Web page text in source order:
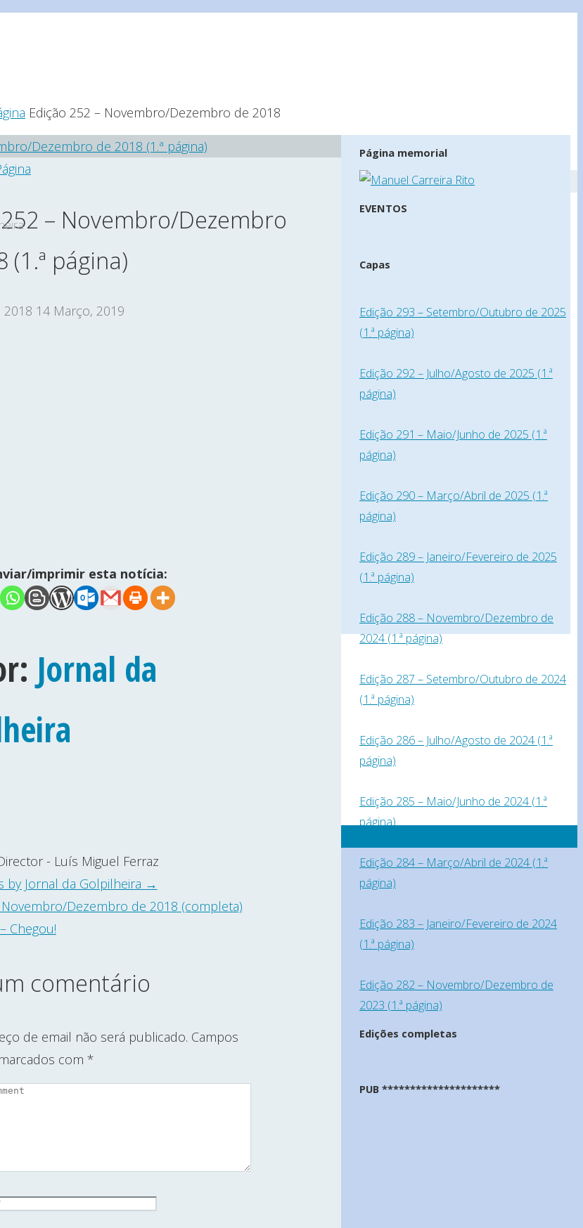
Edição 252 – Novembro/Dezembro de 2018
– Novembro/Dezembro
(1.ª página)
2018 14 Março, 2019
imprimir esta notícia:
Jornal da
- Luís Miguel Ferraz
by Jornal da Golpilheira →
Novembro/Dezembro de 2018 (completa)
Chegou!
comentário
de email não será publicado. Campos
com *
Página memorial
EVENTOS
Capas
Edição 293 – Setembro/Outubro de 2025
(1.ª página)
Edição 292 – Julho/Agosto de 2025 (1.ª
página)
Edição 291 – Maio/Junho de 2025 (1.ª
página)
Edição 290 – Março/Abril de 2025 (1.ª
página)
Edição 289 – Janeiro/Fevereiro de 2025
(1.ª página)
Edição 288 – Novembro/Dezembro de
2024 (1.ª página)
Edição 287 – Setembro/Outubro de 2024
(1.ª página)
Edição 286 – Julho/Agosto de 2024 (1.ª
página)
Edição 285 – Maio/Junho de 2024 (1.ª
página)
Edição 284 – Março/Abril de 2024 (1.ª
página)
Edição 283 – Janeiro/Fevereiro de 2024
(1.ª página)
Edição 282 – Novembro/Dezembro de
2023 (1.ª página)
Edições completas
PUB *********************